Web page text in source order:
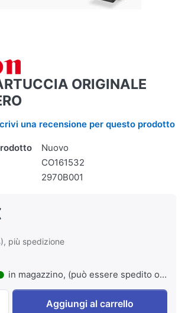
ORIGINALE
una recensione per questo prodotto
Nuovo
CO161532
2970B001
più spedizione
in magazzino, (può essere spedito o ritirato)
Aggiungi al carrello